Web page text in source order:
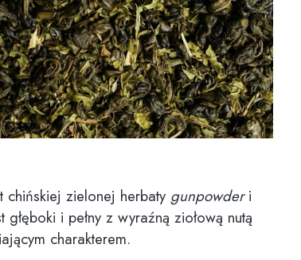
chińskiej zielonej herbaty gunpowderi
i pełny z wyraźną ziołową nutą
charakterem.